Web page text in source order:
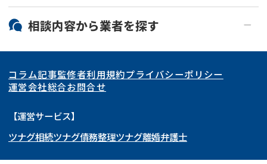
アンケート調査
北海道・東北
北海道 青森県
岩手県 宮城県
秋田県
福島県
関東
東京都 神奈川県
埼玉県
茨城県 群馬県
東海
愛知県
岐阜県 山梨県
関西
大阪府 京都府
北陸・甲信越
相談内容から業者を探す
再建築不可
底地
ゴミ屋敷
リースバック
コラム記事監修者利用規約プライバシーポリシー
運営会社総合お問合せ
【運営サービス】
ツナグ相続ツナグ債務整理ツナグ離婚弁護士